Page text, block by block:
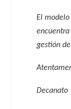
El
gestión
Decanato